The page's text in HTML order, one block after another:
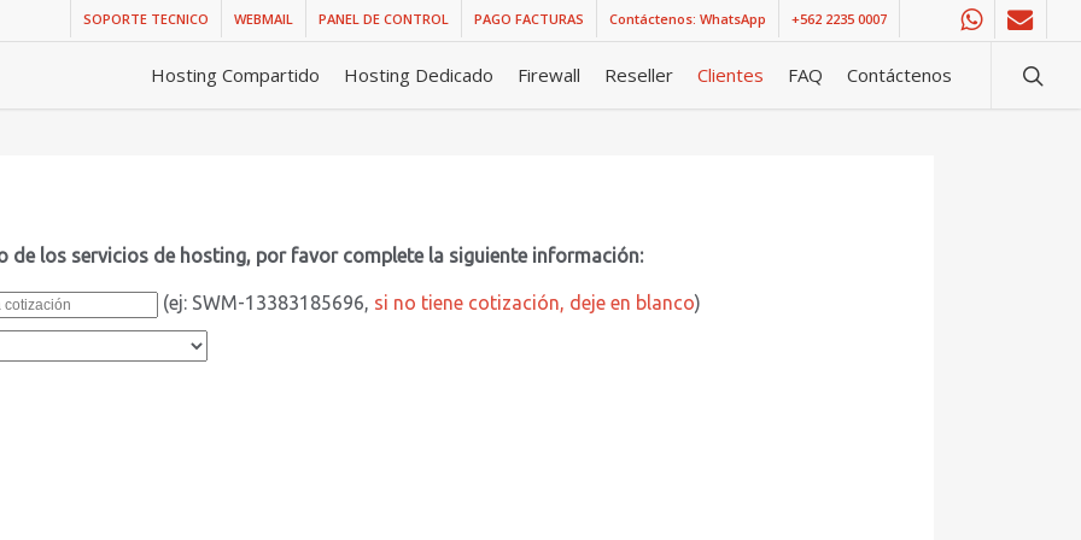
whatsappemail
SOPORTE TECNICO WEBMAIL PANEL DE CONTROL PAGO FACTURAS Contáctenos: WhatsApp +562 2235 0007
Hosting Compartido Hosting Dedicado Firewall Reseller Clientes FAQ Contáctenos